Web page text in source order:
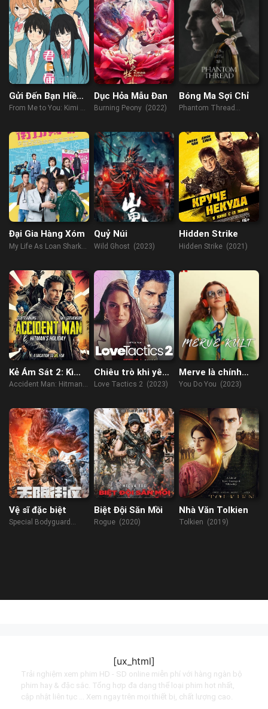
Gửi Đến Bạn Hiền
(Phần 2)
From Me to You: Kimi ni
(2009)
Dục Hỏa Mẫu Đan
Burning Peony (2022)
Bóng Ma Sợi Chỉ
Phantom Thread
Đại Gia Hàng Xóm
My Life As Loan Shark
Quỷ Núi
Wild Ghost (2023)
Hidden Strike
Hidden Strike (2021)
Kẻ Ám Sát 2: Kì
Nghỉ Của Sát Thủ
Accident Man: Hitmans
Chiêu trò khi yêu
2
Love Tactics 2 (2023)
Merve là chính
mình
You Do You (2023)
Vệ sĩ đặc biệt
Special Bodyguard
Biệt Đội Săn Mồi
Rogue (2020)
Nhà Văn Tolkien
Tolkien (2019)